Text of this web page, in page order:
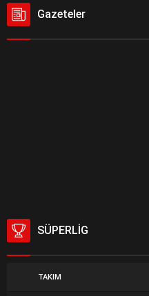
Gazeteler
SÜPERLIG
TAKIM